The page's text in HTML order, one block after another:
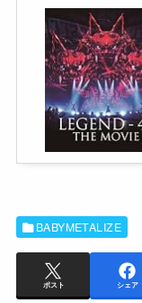
BABYMETALIZE
ポスト シェア